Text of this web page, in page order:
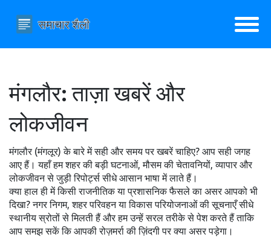
मंगलौर: ताज़ा खबरें और
लोकजीवन
मंगलौर (मंगलूर) के बारे में सही और समय पर खबरें चाहिए? आप सही जगह
आए हैं। यहाँ हम शहर की बड़ी घटनाओं, मौसम की चेतावनियों, व्यापार और
लोकजीवन से जुड़ी रिपोर्ट्स सीधे आसान भाषा में लाते हैं।
क्या हाल ही में किसी राजनीतिक या प्रशासनिक फैसले का असर आपको भी
दिखा? नगर निगम, शहर परिवहन या विकास परियोजनाओं की सूचनाएँ सीधे
स्थानीय स्रोतों से मिलती हैं और हम उन्हें सरल तरीके से पेश करते हैं ताकि
आप समझ सकें कि आपकी रोज़मर्रा की ज़िंदगी पर क्या असर पड़ेगा।